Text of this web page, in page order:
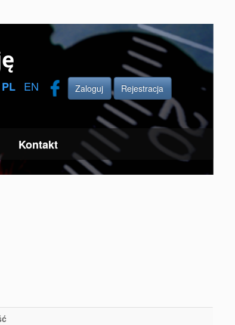
PL EN Zaloguj Rejestracja
Kontakt